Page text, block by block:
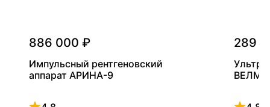
886 000 ₽
Импульсный рентгеновский
аппарат АРИНА-9
289